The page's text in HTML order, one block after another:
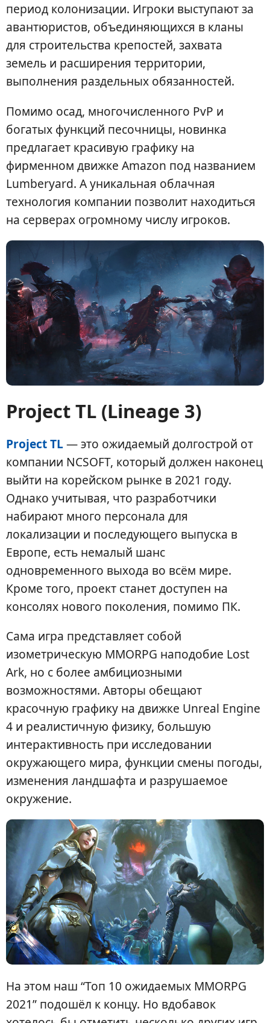
период колонизации. Игроки выступают за
авантюристов, объединяющихся в кланы
для строительства крепостей, захвата
земель и расширения территории,
выполнения раздельных обязанностей.
Помимо осад, многочисленного PvP и
богатых функций песочницы, новинка
предлагает красивую графику на
фирменном движке Amazon под названием
Lumberyard. А уникальная облачная
технология компании позволит находиться
на серверах огромному числу игроков.
Project TL (Lineage 3)
Project TL— это ожидаемый долгострой от
компании NCSOFT, который должен наконец
выйти на корейском рынке в 2021 году.
Однако учитывая, что разработчики
набирают много персонала для
локализации и последующего выпуска в
Европе, есть немалый шанс
одновременного выхода во всём мире.
Кроме того, проект станет доступен на
консолях нового поколения, помимо ПК.
Сама игра представляет собой
изометрическую MMORPG наподобие Lost
Ark, но с более амбициозными
возможностями. Авторы обещают
красочную графику на движке Unreal Engine
4 и реалистичную физику, большую
интерактивность при исследовании
окружающего мира, функции смены погоды,
изменения ландшафта и разрушаемое
окружение.
На этом наш “Топ 10 ожидаемых MMORPG
2021” подошёл к концу. Но вдобавок